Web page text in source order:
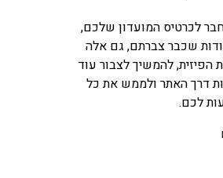
לכרטיס המועדון שלכם,
שכבר צברתם, גם אלה
להמשיך לצבור עוד
דרך האתר ולממש את כל
לכם.